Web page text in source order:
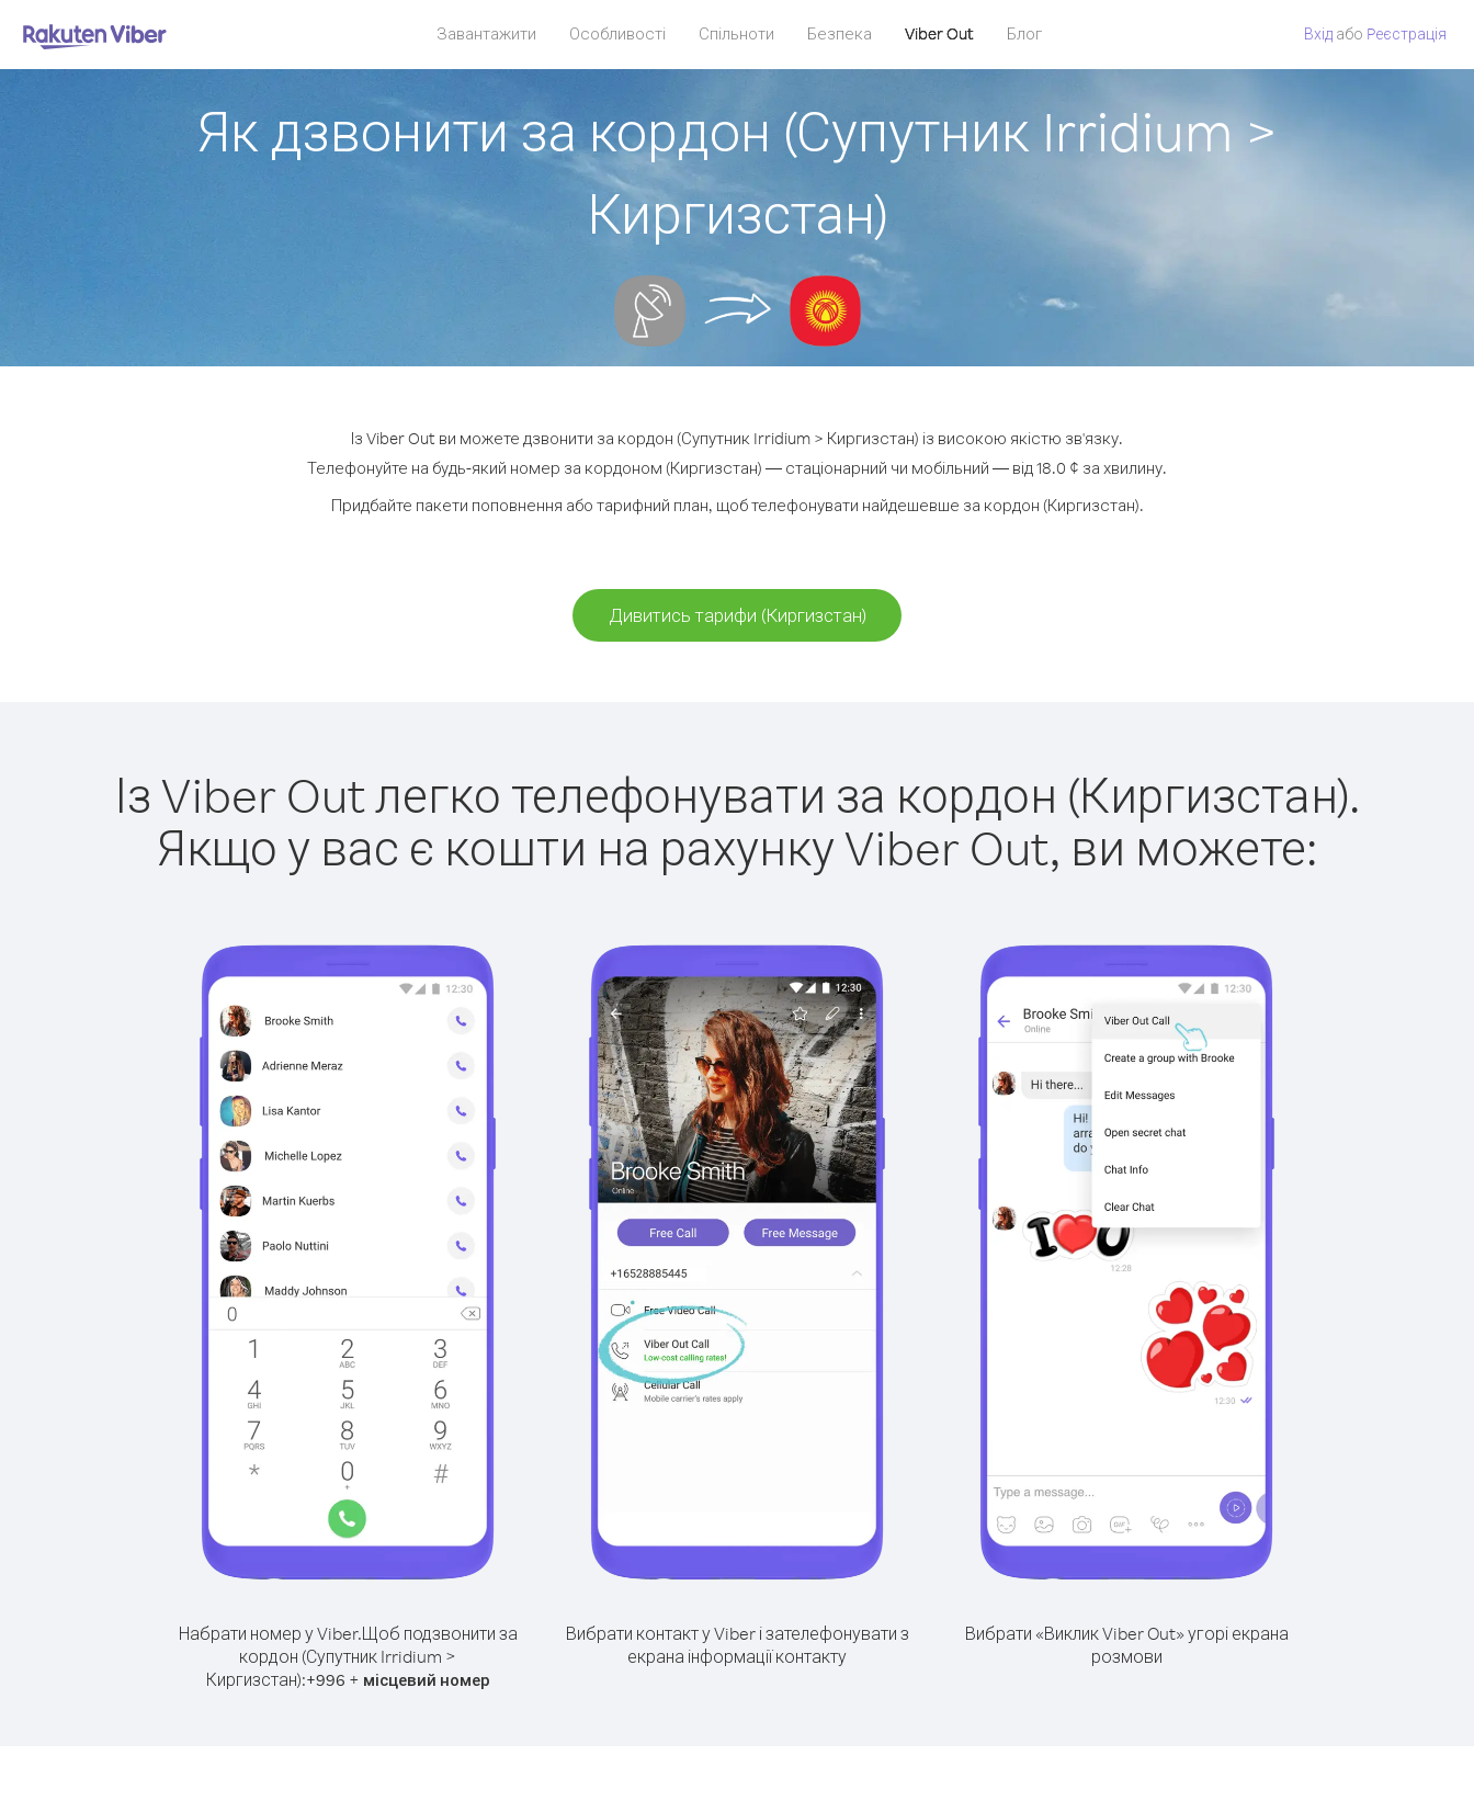
Завантажити Особливості Спільноти Безпека Viber Out Блог Вхід або Pеєстрація
Як дзвонити за кордон (Супутник Irridium >
Киргизстан)
Із Viber Out ви можете дзвонити за кордон (Супутник Irridium > Киргизстан) із високою якістю зв'язку.
Телефонуйте на будь-який номер за кордоном (Киргизстан) — стаціонарний чи мобільний — від 18.0 ¢ за хвилину.
Придбайте пакети поповнення або тарифний план, щоб телефонувати найдешевше за кордон (Киргизстан).
Дивитись тарифи (Киргизстан)
Із Viber Out легко телефонувати за кордон (Киргизстан).
Якщо у вас є кошти на рахунку Viber Out, ви можете:
Набрати номер у Viber.Щоб подзвонити за
кордон (Супутник Irridium >
Киргизстан):+996 + місцевий номер
Вибрати контакт у Viber і зателефонувати з
екрана інформації контакту
Вибрати «Виклик Viber Out» угорі екрана
розмови